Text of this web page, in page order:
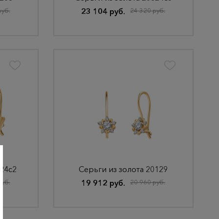
23 104 руб.
24 320 руб.
Серьги из золота 20129
19 912 руб.
20 960 руб.